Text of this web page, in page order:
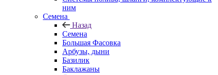
ним
Семена
Назад
Семена
Большая Фасовка
Арбузы, дыни
Базилик
Баклажаны